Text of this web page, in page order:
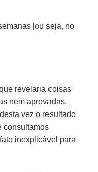
[ou seja, no
revelaria coisas
nem aprovadas.
vez o resultado
consultamos
inexplicável para